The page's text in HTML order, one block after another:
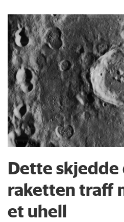
Dette skjedde
raketten traff
et uhell